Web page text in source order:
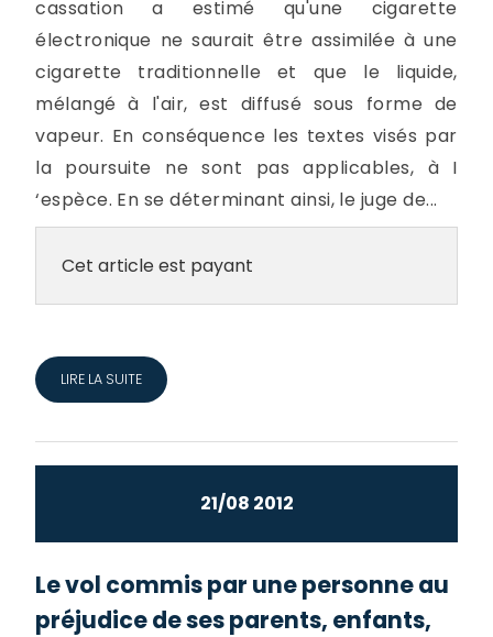
cassation a estimé qu'une cigarette
électronique ne saurait être assimilée à une
cigarette traditionnelle et que le liquide,
mélangé à l'air, est diffusé sous forme de
vapeur. En conséquence les textes visés par
la poursuite ne sont pas applicables, à I
‘espèce. En se déterminant ainsi, le juge de...
Cet article est payant
LIRE LA SUITE
21/08 2012
Le vol commis par une personne au
préjudice de ses parents, enfants,